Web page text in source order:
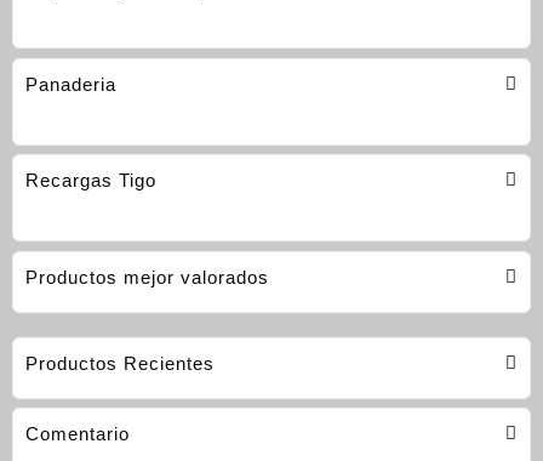
Panaderia
Recargas Tigo
Productos mejor valorados
Productos Recientes
Comentario